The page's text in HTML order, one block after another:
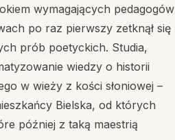
wymagających pedagogów
po raz pierwszy zetknął się
prób poetyckich. Studia,
wiedzy o historii
w wieży z kości słoniowej –
Bielska, od których
później z taką maestrią